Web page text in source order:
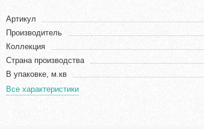
Артикул
Производитель
Коллекция
Страна производства
В упаковке, м.кв
Все характеристики